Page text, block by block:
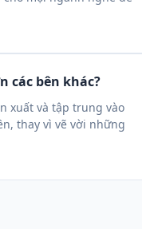
các bên khác?
xuất và tập trung vào
thay vì vẽ vời những